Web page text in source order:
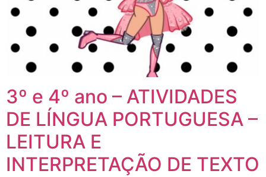
3º e 4º ano – ATIVIDADES
DE LÍNGUA PORTUGUESA –
LEITURA E
INTERPRETAÇÃO DE TEXTO